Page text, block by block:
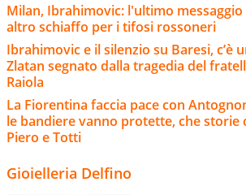
Milan, Ibrahimovic: l'ultimo messaggio
altro schiaffo per i tifosi rossoneri
Ibrahimovic e il silenzio su Baresi, c’è
Zlatan segnato dalla tragedia del
Raiola
La Fiorentina faccia pace con
le bandiere vanno protette, che storie
Piero e Totti
Gioielleria Delfino